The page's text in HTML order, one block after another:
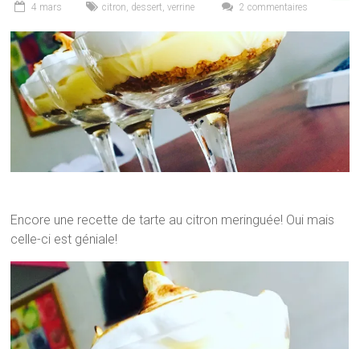
4 mars citron, dessert,verrine 2 commentaires
Encore une recette de tarte au citron meringuée! Oui mais
celle-ci est géniale!